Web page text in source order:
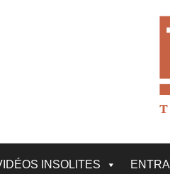
INSOLITES